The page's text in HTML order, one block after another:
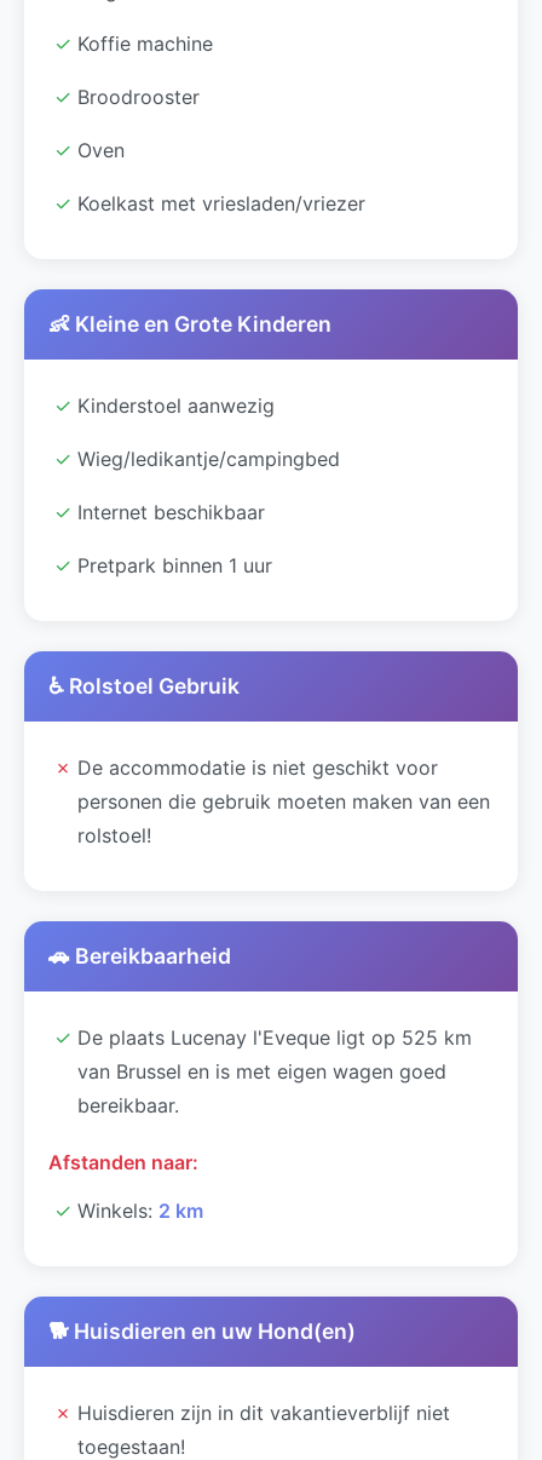
✓ Koffie machine
✓ Broodrooster
✓ Oven
✓ Koelkast met vriesladen/vriezer
👶 Kleine en Grote Kinderen
✓ Kinderstoel aanwezig
✓ Wieg/ledikantje/campingbed
✓ Internet beschikbaar
✓ Pretpark binnen 1 uur
♿ Rolstoel Gebruik
✗ De accommodatie is niet geschikt voor
personen die gebruik moeten maken van een
rolstoel!
🚗 Bereikbaarheid
✓ De plaats Lucenay l'Eveque ligt op 525 km
van Brussel en is met eigen wagen goed
bereikbaar.
Afstanden naar:
✓ Winkels: 2 km
🐕 Huisdieren en uw Hond(en)
✗ Huisdieren zijn in dit vakantieverblijf niet
toegestaan!